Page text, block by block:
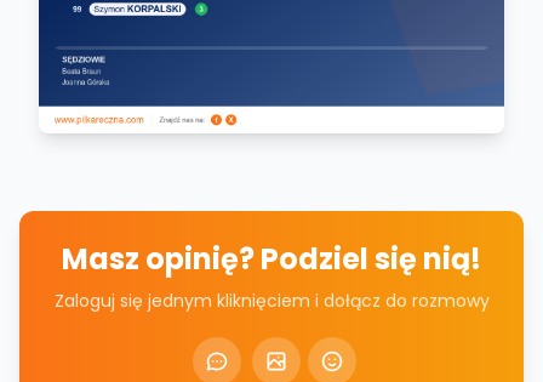
Masz opinię? Podziel się nią!
Zaloguj się jednym kliknięciem i dołącz do rozmowy